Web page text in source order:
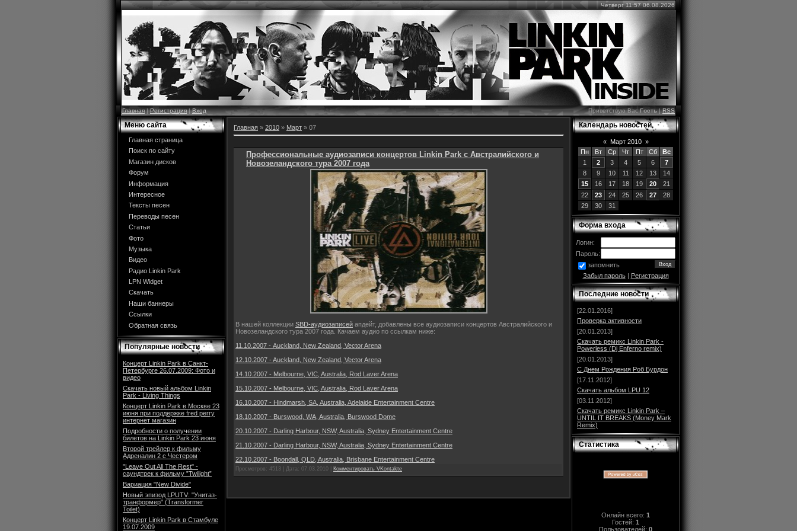
Четверг 11:57 06.08.2026
Главная|Регистрация|Вход Приветствую ВасГость|RSS
Меню сайта
Главная страница
Поиск по сайту
Магазин дисков
Форум
Информация
Интересное
Тексты песен
Переводы песен
Статьи
Фото
Музыка
Видео
Радио Linkin Park
LPN Widget
Скачать
Наши баннеры
Ссылки
Обратная связь
Популярные новости
Концерт Linkin Park в Санкт-
Петербурге 26.07.2009: Фото и
видео
Скачать новый альбом Linkin
Park - Living Things
Концерт Linkin Park в Москве 23
июня при поддержке fred perry
интернет магазин
Подробности о получении
билетов на Linkin Park 23 июня
Второй трейлер к фильму
Адреналин 2 с Честером
"Leave Out All The Rest" -
саундтрек к фильму ”Twilight”
Вариация "New Divide"
Новый эпизод LPUTV: "Унитаз-
транформер" (Transformer
Toilet)
Концерт Linkin Park в Стамбуле
19.07.2009
Главная » 2010 » Март » 07
Профессиональные аудиозаписи концертов Linkin Park c Австралийского и
Новозеландского тура 2007 года
В нашей коллекции SBD-аудиозаписей апдейт, добавлены все аудиозаписи концертов Австралийcкого и
Новозеландского тура 2007 года. Качаем аудио по ссылкам ниже:
11.10.2007 - Auckland, New Zealand, Vector Arena
12.10.2007 - Auckland, New Zealand, Vector Arena
14.10.2007 - Melbourne, VIC, Australia, Rod Laver Arena
15.10.2007 - Melbourne, VIC, Australia, Rod Laver Arena
16.10.2007 - Hindmarsh, SA, Australia, Adelaide Entertainment Centre
18.10.2007 - Burswood, WA, Australia, Burswood Dome
20.10.2007 - Darling Harbour, NSW, Australia, Sydney Entertainment Centre
21.10.2007 - Darling Harbour, NSW, Australia, Sydney Entertainment Centre
22.10.2007 - Boondall, QLD, Australia, Brisbane Entertainment Centre
Просмотров: 4513 | Дата: 07.03.2010 Комментировать VKontakte
Календарь новостей
« Март 2010 »
Пн
Вт Ср Чт Пт Сб
Вс
1
2 3 4 5 6
7
8
9 10 11 12 13
14
15
16 17 18 19 20
21
22
23 24 25 26 27
28
29
30 31
Форма входа
Логин:
Пароль:
запомнить
Забыл пароль| Регистрация
Последние новости
[22.01.2016]
Проверка активности
[20.01.2013]
Скачать ремикс Linkin Park -
Powerless (Dj Enferno remix)
[20.01.2013]
С Днем Рождения Роб Бурдон
[17.11.2012]
Скачать альбом LPU 12
[03.11.2012]
Скачать ремикс Linkin Park –
UNTIL IT BREAKS (Money Mark
Remix)
Статистика
Онлайн всего: 1
Гостей: 1
Пользователей: 0